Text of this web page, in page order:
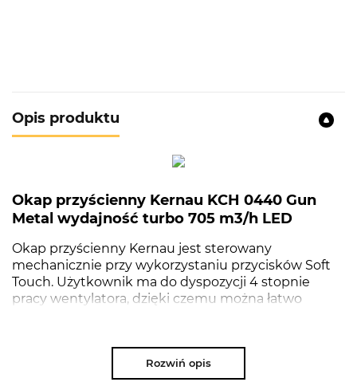
Opis produktu
Okap przyścienny Kernau KCH 0440 Gun
Metal wydajność turbo 705 m3/h LED
Okap przyścienny Kernau jest sterowany
mechanicznie przy wykorzystaniu przycisków Soft
Touch. Użytkownik ma do dyspozycji 4 stopnie
pracy wentylatora, dzięki czemu można łatwo
przygotowywania konkretnego dania. Istnieje opcja
zastosowania filtrów węglowych, dzięki czemu okap
Rozwiń opis